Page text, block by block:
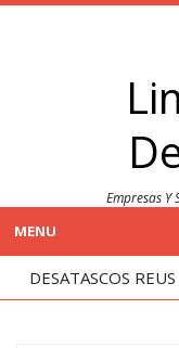
Empresas Y
MENU
DESATASCOS